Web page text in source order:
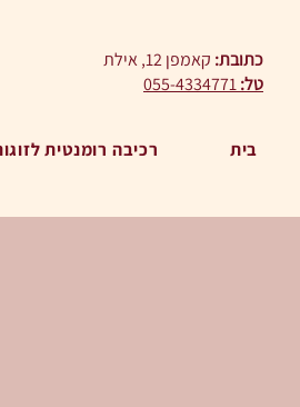
כתובת: קאמפן 12, אילת
טל:055-4334771
בית רכיבה רומנטית